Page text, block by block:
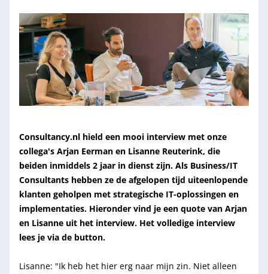
Consultancy.nl hield een mooi interview met onze
collega's Arjan Eerman en Lisanne Reuterink, die
beiden inmiddels 2 jaar in dienst zijn. Als Business/IT
Consultants hebben ze de afgelopen tijd uiteenlopende
klanten geholpen met strategische IT-oplossingen en
implementaties. Hieronder vind je een quote van Arjan
en Lisanne uit het interview. Het volledige interview
lees je via de button.
Lisanne: "Ik heb het hier erg naar mijn zin. Niet alleen